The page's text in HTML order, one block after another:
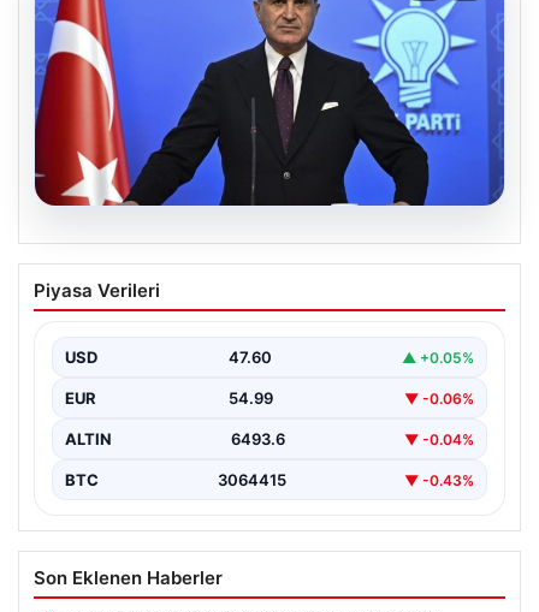
05.08.2026
Çerçeve yasa teklifi Meclis’te | AK Parti
Sözcüsü Çelik: İki yıllık sürecin en
Piyasa Verileri
USD 47.60 ▲ +0.05%
EUR 54.99 ▼ -0.06%
ALTIN 6493.6 ▼ -0.04%
BTC 3064415 ▼ -0.43%
Son Eklenen Haberler